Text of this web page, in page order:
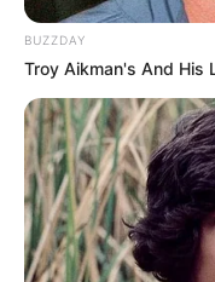
BUZZDAY
Troy Aikman's And His